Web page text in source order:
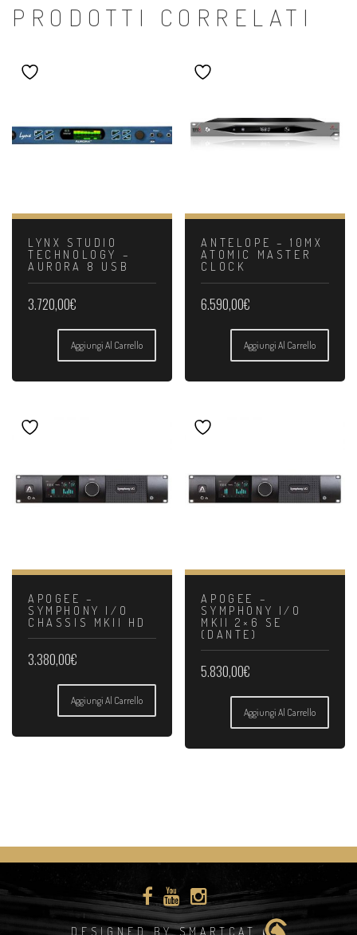
PRODOTTI CORRELATI
LYNX STUDIO
TECHNOLOGY –
AURORA 8 USB
3.720,00€
Aggiungi Al Carrello
ANTELOPE – 10MX
ATOMIC MASTER
CLOCK
6.590,00€
Aggiungi Al Carrello
APOGEE –
SYMPHONY I/O
CHASSIS MKII HD
3.380,00€
Aggiungi Al Carrello
APOGEE –
SYMPHONY I/O
MKII 2×6 SE
(DANTE)
5.830,00€
Aggiungi Al Carrello
DESIGNED BY SMARTCAT